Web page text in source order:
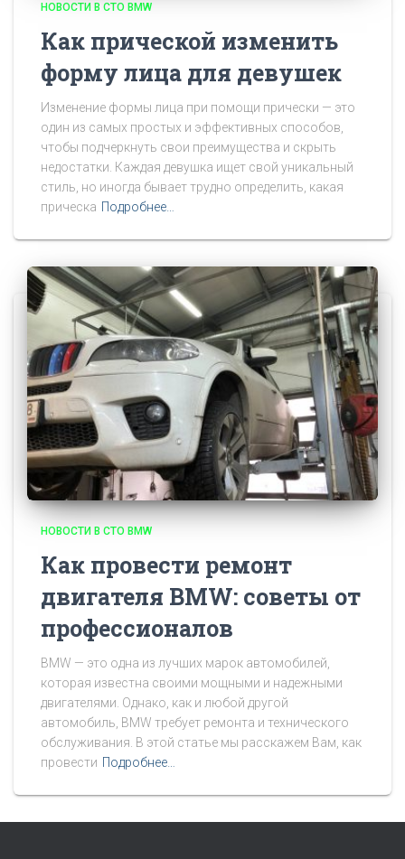
НОВОСТИ В СТО BMW
Как прической изменить
форму лица для девушек
Изменение формы лица при помощи прически — это
один из самых простых и эффективных способов,
чтобы подчеркнуть свои преимущества и скрыть
недостатки. Каждая девушка ищет свой уникальный
стиль, но иногда бывает трудно определить, какая
прическа Подробнее…
НОВОСТИ В СТО BMW
Как провести ремонт
двигателя BMW: советы от
профессионалов
BMW — это одна из лучших марок автомобилей,
которая известна своими мощными и надежными
двигателями. Однако, как и любой другой
автомобиль, BMW требует ремонта и технического
обслуживания. В этой статье мы расскажем Вам, как
провести Подробнее…